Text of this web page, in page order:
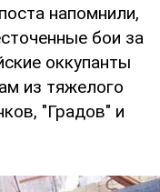
напомнили,
бои за
оккупанты
из тяжелого
"Градов" и